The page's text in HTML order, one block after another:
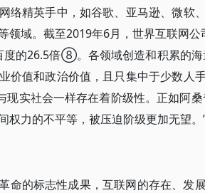
络精英手中，如谷歌、亚马逊、微软
领域。截至2019年6月，世界互联网
度的26.5倍⑧。各领域创造和积累的
价值和政治价值，且只集中于少数人
现实社会一样存在着阶级性。正如阿
权力的不平等，被压迫阶级更加无望
命的标志性成果，互联网的存在、发